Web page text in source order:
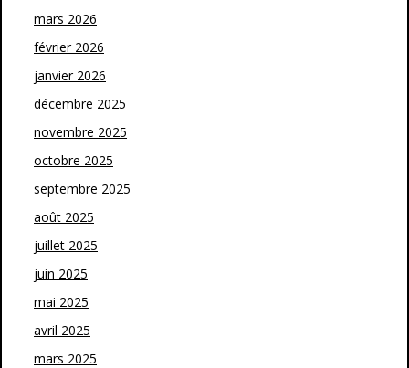
mars 2026
février 2026
janvier 2026
décembre 2025
novembre 2025
octobre 2025
septembre 2025
août 2025
juillet 2025
juin 2025
mai 2025
avril 2025
mars 2025